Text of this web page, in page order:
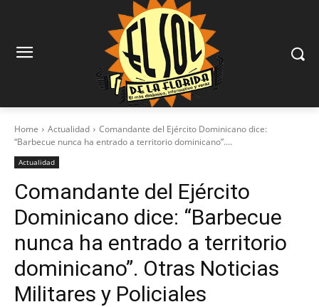
Home Actualidad
Comandante del Ejército Dominicano dice:
“Barbecue nunca ha entrado a territorio dominicano”....
Actualidad
Comandante del Ejército
Dominicano dice: “Barbecue
nunca ha entrado a territorio
dominicano”. Otras Noticias
Militares y Policiales